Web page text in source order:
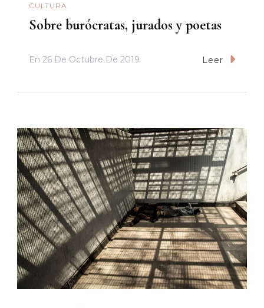
CULTURA
Sobre burócratas, jurados y poetas
En 26 De Octubre De 2019 Leer